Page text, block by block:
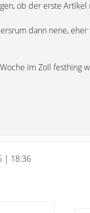
ob der erste
dann nene,
im Zoll festhing
| 18:36